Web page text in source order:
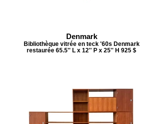
Denmark
Bibliothèque vitrée en teck '60s Denmark
restaurée 65.5'' L x 12'' P x 25'' H 925 $